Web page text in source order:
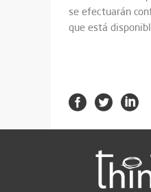
se efectuarán
que está